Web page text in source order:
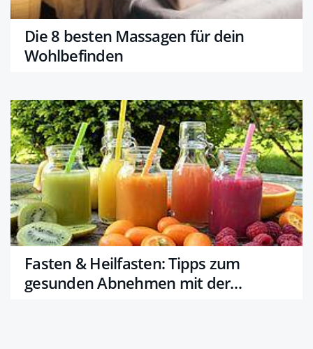
Die 8 besten Massagen für dein
Wohlbefinden
Fasten & Heilfasten: Tipps zum
gesunden Abnehmen mit der